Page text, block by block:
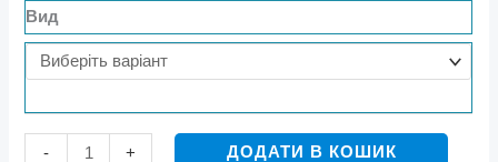
Вид
- + ДОДАТИ В КОШИК